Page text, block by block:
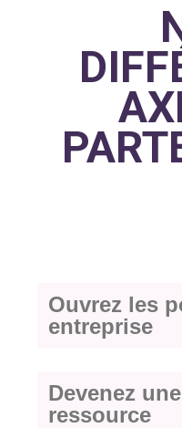
Ouvrez les
entreprise
Devenez
ressource